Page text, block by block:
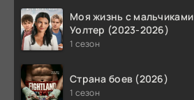
Моя жизнь с мальчиками
Уолтер (2023-2026)
1 сезон
Страна боев (2026)
1 сезон